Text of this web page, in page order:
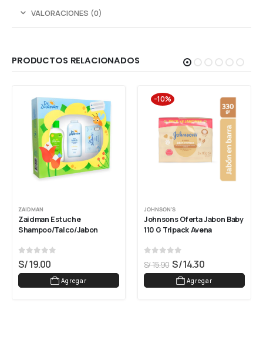
VALORACIONES (0)
PRODUCTOS RELACIONADOS
ZAIDMAN
Zaidman Estuche
Shampoo/talco/jabon
0 out of 5
S/19.00
Agregar
-10%
JOHNSON'S
Johnsons Oferta Jabon Baby
110 G Tripack Avena
out of 5
S/15.90 S/14.30
Agregar